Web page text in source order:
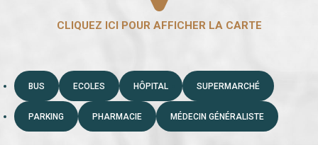
BUS ECOLES HÔPITAL SUPERMARCHÉ
PARKING PHARMACIE MÉDECIN GÉNÉRALISTE